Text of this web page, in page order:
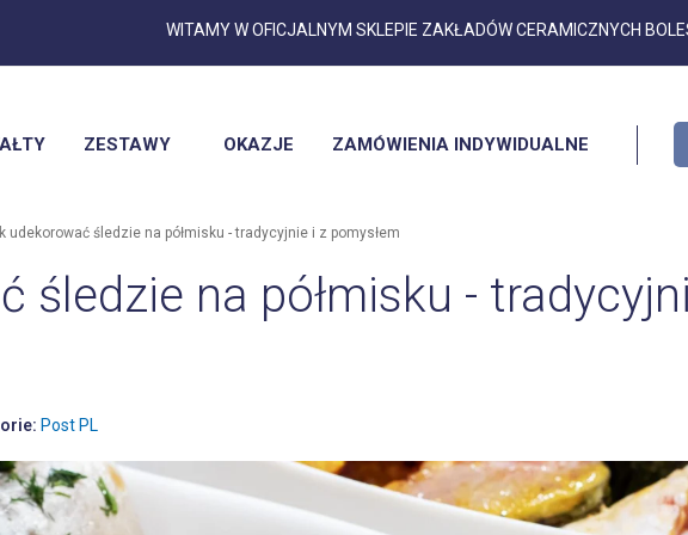
Przejdź
WITAMY W OFICJALNYM SKLEPIE ZAKŁADÓW CERAMICZNYCH
ZESTAWY OKAZJE ZAMÓWIENIA INDYWIDUALNE
udekorować śledzie na półmisku - tradycyjnie i z pomysłem
śledzie na półmisku -
Post PL